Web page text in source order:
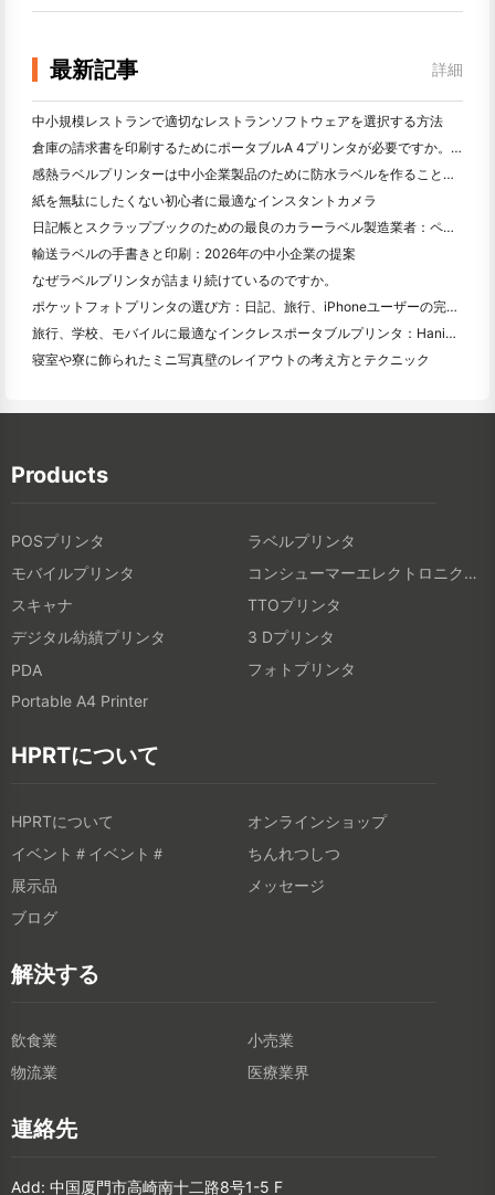
最新記事 詳細
中小規模レストランで適切なレストランソフトウェアを選択する方法
倉庫の請求書を印刷するためにポータブルA 4プリンタが必要ですか。何が本当に効果的なのか
感熱ラベルプリンターは中小企業製品のために防水ラベルを作ることができますか？
紙を無駄にしたくない初心者に最適なインスタントカメラ
日記帳とスクラップブックのための最良のカラーラベル製造業者：ページごとにさらに色を追加
輸送ラベルの手書きと印刷：2026年の中小企業の提案
なぜラベルプリンタが詰まり続けているのですか。
ポケットフォトプリンタの選び方：日記、旅行、iPhoneユーザーの完全ガイド
旅行、学校、モバイルに最適なインクレスポータブルプリンタ：Hanin MT 620 Pro評価
寝室や寮に飾られたミニ写真壁のレイアウトの考え方とテクニック
Products
POSプリンタ
ラベルプリンタ
モバイルプリンタ
コンシューマーエレクトロニクス製品
スキャナ
TTOプリンタ
デジタル紡績プリンタ
3 Dプリンタ
PDA
フォトプリンタ
Portable A4 Printer
HPRTについて
HPRTについて
オンラインショップ
イベント＃イベント＃
ちんれつしつ
展示品
メッセージ
ブログ
解決する
飲食業
小売業
物流業
医療業界
連絡先
Add: 中国厦門市高崎南十二路8号1-5 F